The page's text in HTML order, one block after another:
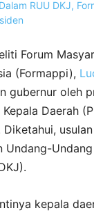
Forum
(Formappi),
gubernur oleh
Daerah
Diketahui,
Undang-Undang
kepala